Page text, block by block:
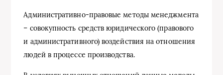
Административно-правовые методы менеджмента
– совокупность средств юридического (правового
и административного) воздействия на отношения
людей в процессе производства.